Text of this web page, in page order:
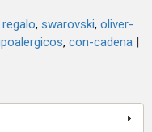
regalo swarovski oliver-
con-cadena |